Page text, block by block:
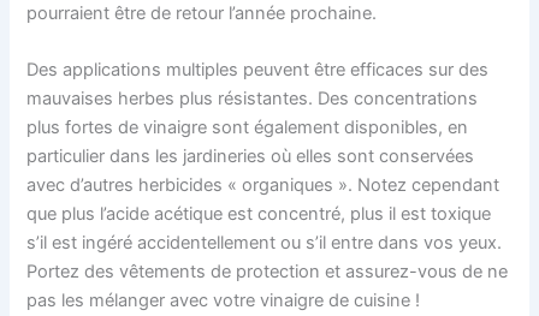
pourraient être de retour l’année prochaine.
Des applications multiples peuvent être efficaces sur des
mauvaises herbes plus résistantes. Des concentrations
plus fortes de vinaigre sont également disponibles, en
particulier dans les jardineries où elles sont conservées
avec d’autres herbicides « organiques ». Notez cependant
que plus l’acide acétique est concentré, plus il est toxique
s’il est ingéré accidentellement ou s’il entre dans vos yeux.
Portez des vêtements de protection et assurez-vous de ne
pas les mélanger avec votre vinaigre de cuisine !